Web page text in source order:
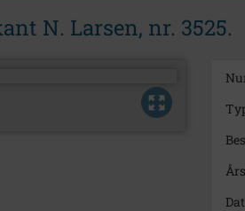
N. Larsen, nr. 3525.